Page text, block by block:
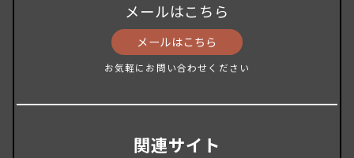
メールはこちら
メールはこちら
お気軽にお問い合わせください
関連サイト